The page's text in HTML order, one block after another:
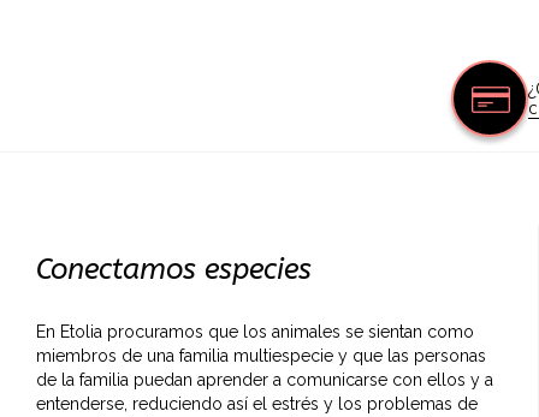
Conectamos especies
En Etolia procuramos que los animales se sientan como
miembros de una familia multiespecie y que las personas
de la familia puedan aprender a comunicarse con ellos y a
entenderse, reduciendo así el estrés y los problemas de